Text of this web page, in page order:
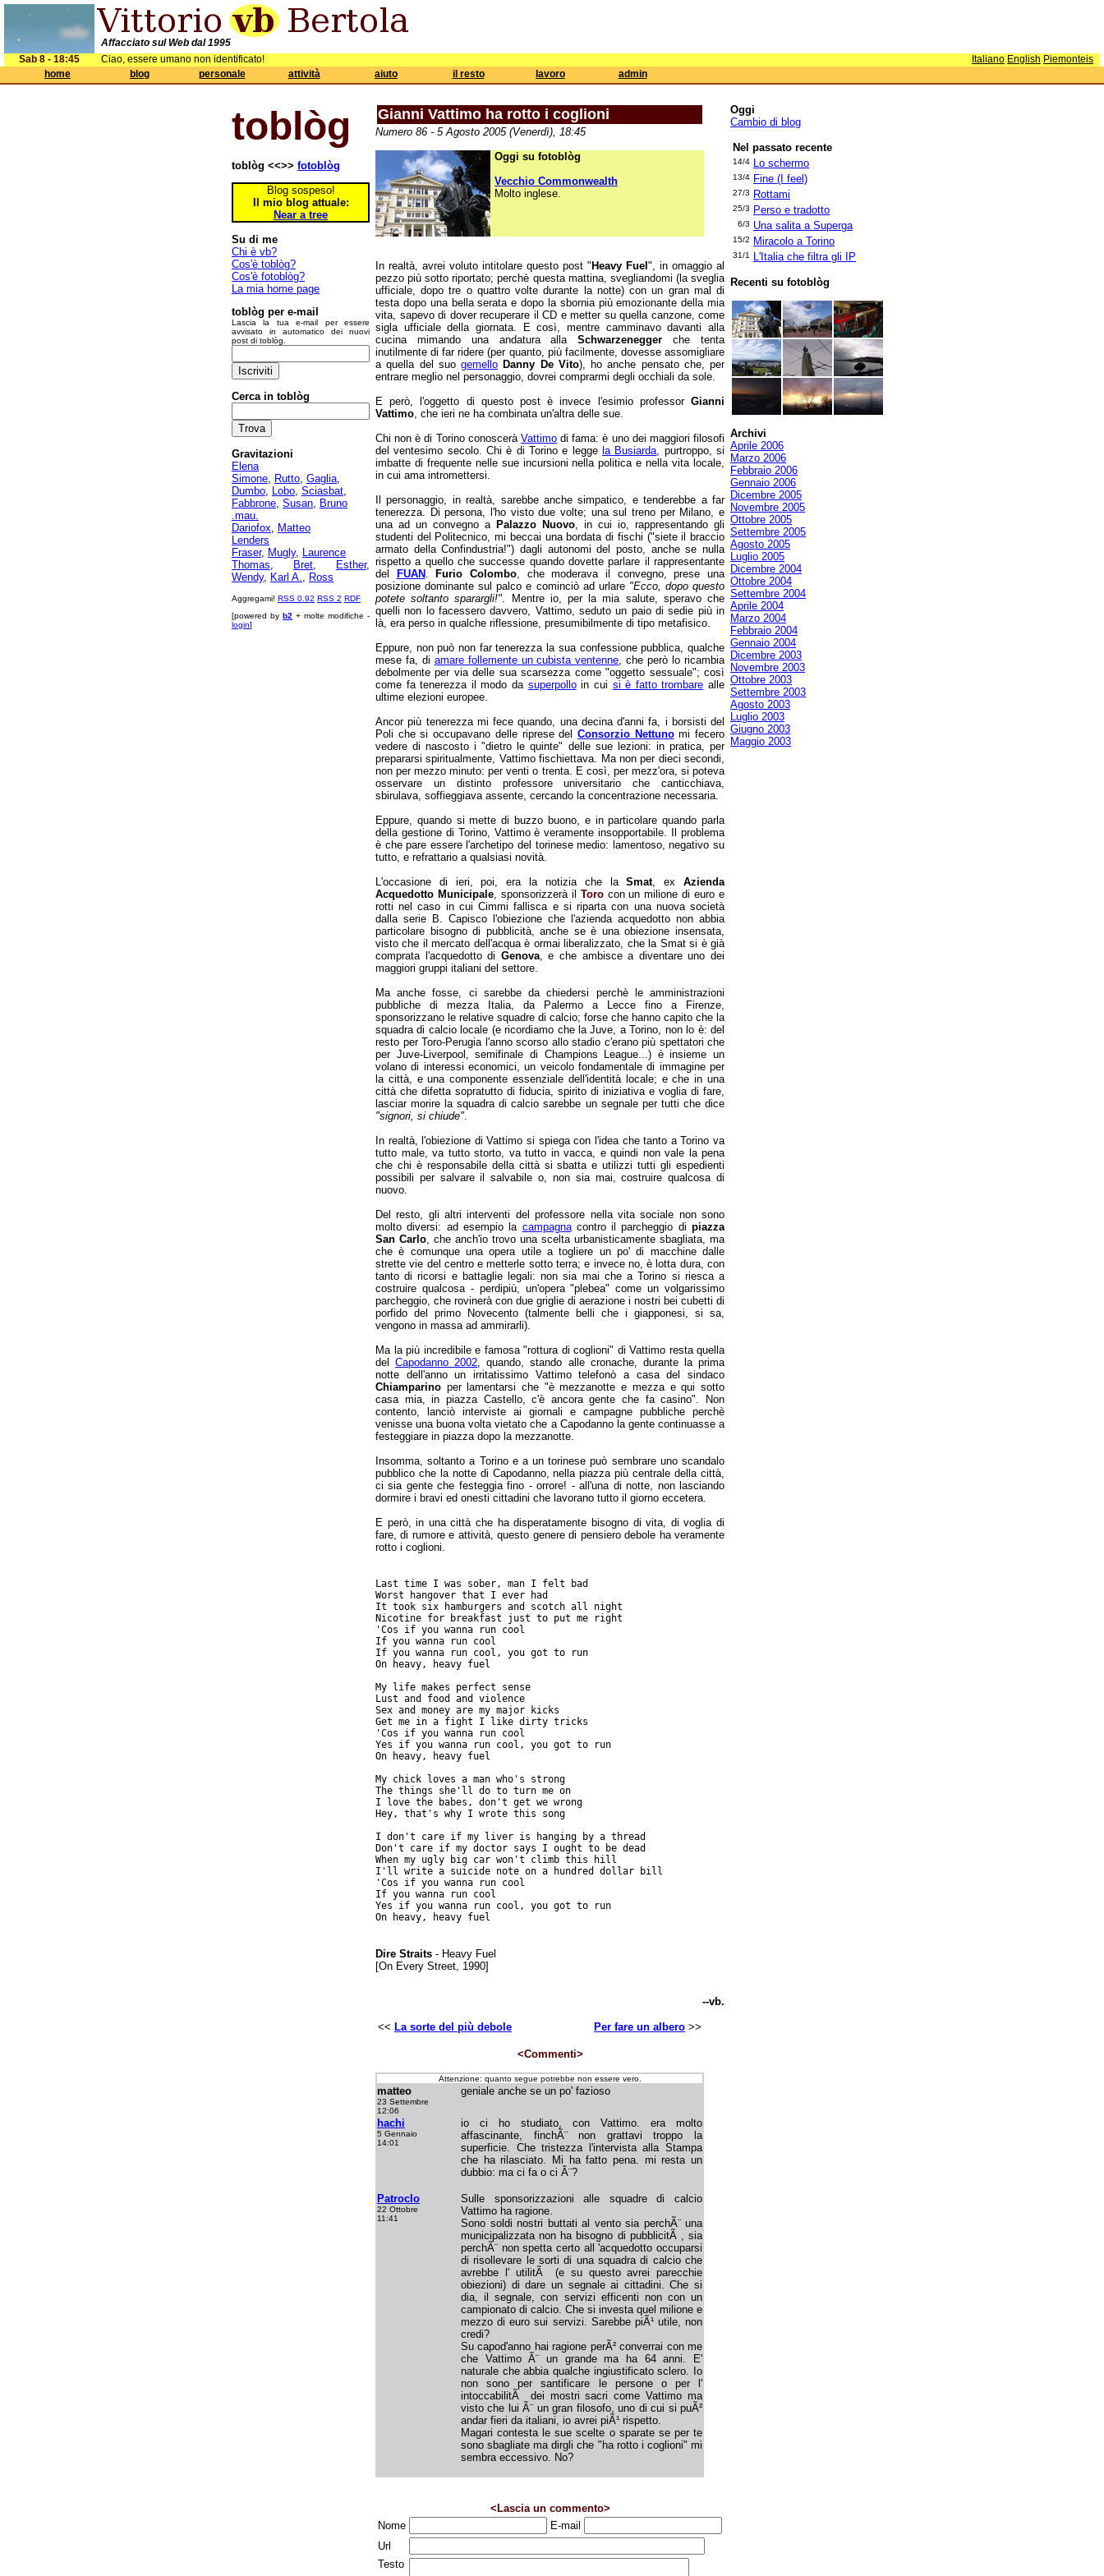
Affacciato sul Web dal 1995
Sab 8 - 18:45
Ciao, essere umano non identificato! Italiano English Piemonteis
home
blog personale attività aiuto il resto lavoro admin
toblòg
toblòg <<>> fotoblòg
Blog sospeso!
Il mio blog attuale:
Near a tree
Su di me
Chi è vb?
Cos'è toblòg?
Cos'è fotoblòg?
La mia home page
toblòg per e-mail
Lascia la tua e-mail per essere
avvisato in automatico dei nuovi
post di toblòg.
Cerca in toblòg
Gravitazioni
Elena
Simone, Rutto, Gaglia,
Dumbo, Lobo, Sciasbat,
Fabbrone, Susan, Bruno
.mau.
Dariofox, Matteo
Lenders
Fraser, Mugly, Laurence
Thomas, Bret, Esther,
Wendy, Karl A., Ross
Aggregami! RSS 0.92 RSS 2 RDF
[powered by b2 + molte modifiche -
login]
Gianni Vattimo ha rotto i coglioni
Numero 86 - 5 Agosto 2005 (Venerdì), 18:45
Oggi su fotoblòg
Vecchio Commonwealth
Molto inglese.
In realtà, avrei voluto intitolare questo post " Heavy Fuel ", in omaggio al
pezzo più sotto riportato; perchè questa mattina, svegliandomi (la sveglia
ufficiale, dopo tre o quattro volte durante la notte) con un gran mal di
testa dopo una bella serata e dopo la sbornia più emozionante della mia
vita, sapevo di dover recuperare il CD e metter su quella canzone, come
sigla ufficiale della giornata. E così, mentre camminavo davanti alla
cucina mimando una andatura allaSchwarzenegger che tenta
inutilmente di far ridere (per quanto, più facilmente, dovesse assomigliare
a quella del suo gemello Danny De Vito), ho anche pensato che, per
entrare meglio nel personaggio, dovrei comprarmi degli occhiali da sole.
E però, l'oggetto di questo post è invece l'esimio professor Gianni
Vattimo, che ieri ne ha combinata un'altra delle sue.
Chi non è di Torino conoscerà Vattimodi fama: è uno dei maggiori filosofi
del ventesimo secolo. Chi è di Torino e legge la Busiarda, purtroppo, si
imbatte di frequente nelle sue incursioni nella politica e nella vita locale,
in cui ama intromettersi.
Il personaggio, in realtà, sarebbe anche simpatico, e tenderebbe a far
tenerezza. Di persona, l'ho visto due volte; una sul treno per Milano, e
una ad un convegno a Palazzo Nuovo, in cui io, rappresentando gli
studenti del Politecnico, mi beccai una bordata di fischi ("siete il braccio
armato della Confindustria!") dagli autonomi del posto, anche se nulla
rispetto a quello che successe quando dovette parlare il rappresentante
del
FUAN . Furio Colombo, che moderava il convegno, prese una
posizione dominante sul palco e cominciò ad urlare "Ecco, dopo questo
potete soltanto sparargli!". Mentre io, per la mia salute, speravo che
quelli non lo facessero davvero, Vattimo, seduto un paio di sedie più in
là, era perso in qualche riflessione, presumibilmente di tipo metafisico.
Eppure, non può non far tenerezza la sua confessione pubblica, qualche
mese fa, di amare follemente un cubista ventenne, che però lo ricambia
debolmente per via delle sua scarsezza come "oggetto sessuale"; così
come fa tenerezza il modo da superpolloin cui si è fatto trombare alle
ultime elezioni europee.
Ancor più tenerezza mi fece quando, una decina d'anni fa, i borsisti del
Poli che si occupavano delle riprese del Consorzio Nettunomi fecero
vedere di nascosto i "dietro le quinte" delle sue lezioni: in pratica, per
prepararsi spiritualmente, Vattimo fischiettava. Ma non per dieci secondi,
non per mezzo minuto: per venti o trenta. E così, per mezz'ora, si poteva
osservare un distinto professore universitario che canticchiava,
sbirulava, soffieggiava assente, cercando la concentrazione necessaria.
Eppure, quando si mette di buzzo buono, e in particolare quando parla
della gestione di Torino, Vattimo è veramente insopportabile. Il problema
è che pare essere l'archetipo del torinese medio: lamentoso, negativo su
tutto, e refrattario a qualsiasi novità.
L'occasione di ieri, poi, era la notizia che laSmat, exAzienda
Acquedotto Municipale, sponsorizzerà il Torocon un milione di euro e
rotti nel caso in cui Cimmi fallisca e si riparta con una nuova società
dalla serie B. Capisco l'obiezione che l'azienda acquedotto non abbia
particolare bisogno di pubblicità, anche se è una obiezione insensata,
visto che il mercato dell'acqua è ormai liberalizzato, che la Smat si è già
comprata l'acquedotto di Genova, e che ambisce a diventare uno dei
maggiori gruppi italiani del settore.
Ma anche fosse, ci sarebbe da chiedersi perchè le amministrazioni
pubbliche di mezza Italia, da Palermo a Lecce fino a Firenze,
sponsorizzano le relative squadre di calcio; forse che hanno capito che la
squadra di calcio locale (e ricordiamo che la Juve, a Torino, non lo è: del
resto per Toro-Perugia l'anno scorso allo stadio c'erano più spettatori che
per Juve-Liverpool, semifinale di Champions League...) è insieme un
volano di interessi economici, un veicolo fondamentale di immagine per
la città, e una componente essenziale dell'identità locale; e che in una
città che difetta sopratutto di fiducia, spirito di iniziativa e voglia di fare,
lasciar morire la squadra di calcio sarebbe un segnale per tutti che dice
"signori, si chiude".
In realtà, l'obiezione di Vattimo si spiega con l'idea che tanto a Torino va
tutto male, va tutto storto, va tutto in vacca, e quindi non vale la pena
che chi è responsabile della città si sbatta e utilizzi tutti gli espedienti
possibili per salvare il salvabile o, non sia mai, costruire qualcosa di
nuovo.
Del resto, gli altri interventi del professore nella vita sociale non sono
molto diversi: ad esempio la campagnacontro il parcheggio di piazza
San Carlo, che anch'io trovo una scelta urbanisticamente sbagliata, ma
che è comunque una opera utile a togliere un po' di macchine dalle
strette vie del centro e metterle sotto terra; e invece no, è lotta dura, con
tanto di ricorsi e battaglie legali: non sia mai che a Torino si riesca a
costruire qualcosa - perdipiù, un'opera "plebea" come un volgarissimo
parcheggio, che rovinerà con due griglie di aerazione i nostri bei cubetti di
porfido del primo Novecento (talmente belli che i giapponesi, si sa,
vengono in massa ad ammirarli).
Ma la più incredibile e famosa "rottura di coglioni" di Vattimo resta quella
delCapodanno 2002, quando, stando alle cronache, durante la prima
notte dell'anno un irritatissimo Vattimo telefonò a casa del sindaco
Chiamparino per lamentarsi che "è mezzanotte e mezza e qui sotto
casa mia, in piazza Castello, c'è ancora gente che fa casino". Non
contento, lanciò interviste ai giornali e campagne pubbliche perchè
venisse una buona volta vietato che a Capodanno la gente continuasse a
festeggiare in piazza dopo la mezzanotte.
Insomma, soltanto a Torino e a un torinese può sembrare uno scandalo
pubblico che la notte di Capodanno, nella piazza più centrale della città,
ci sia gente che festeggia fino - orrore! - all'una di notte, non lasciando
dormire i bravi ed onesti cittadini che lavorano tutto il giorno eccetera.
E però, in una città che ha disperatamente bisogno di vita, di voglia di
fare, di rumore e attività, questo genere di pensiero debole ha veramente
rotto i coglioni.
Last time I was sober, man I felt bad
Worst hangover that I ever had
It took six hamburgers and scotch all night
Nicotine for breakfast just to put me right
'Cos if you wanna run cool
If you wanna run cool
If you wanna run cool, you got to run
On heavy, heavy fuel
My life makes perfect sense
Lust and food and violence
Sex and money are my major kicks
Get me in a fight I like dirty tricks
'Cos if you wanna run cool
Yes if you wanna run cool, you got to run
On heavy, heavy fuel
My chick loves a man who's strong
The things she'll do to turn me on
I love the babes, don't get we wrong
Hey, that's why I wrote this song
I don't care if my liver is hanging by a thread
Don't care if my doctor says I ought to be dead
When my ugly big car won't climb this hill
I'll write a suicide note on a hundred dollar bill
'Cos if you wanna run cool
If you wanna run cool
Yes if you wanna run cool, you got to run
On heavy, heavy fuel
Dire Straits - Heavy Fuel
[On Every Street, 1990]
--vb.
<< La sorte del più debole Per fare un albero >>
<Commenti>
Attenzione: quanto segue potrebbe non essere vero.
matteo
23 Settembre
12:06
geniale anche se un po' fazioso
hachi
5 Gennaio
14:01
io ci ho studiato, con Vattimo. era molto
affascinante, finchÃ¨ non grattavi troppo la
superficie. Che tristezza l'intervista alla Stampa
che ha rilasciato. Mi ha fatto pena. mi resta un
dubbio: ma ci fa o ci Ã¨?
Patroclo
22 Ottobre
11:41
Sulle sponsorizzazioni alle squadre di calcio
Vattimo ha ragione.
Sono soldi nostri buttati al vento sia perchÃ¨ una
municipalizzata non ha bisogno di pubblicitÃ , sia
perchÃ¨ non spetta certo all 'acquedotto occuparsi
di risollevare le sorti di una squadra di calcio che
avrebbe l' utilitÃ (e su questo avrei parecchie
obiezioni) di dare un segnale ai cittadini. Che si
dia, il segnale, con servizi efficenti non con un
campionato di calcio. Che si investa quel milione e
mezzo di euro sui servizi. Sarebbe piÃ¹ utile, non
credi?
Su capod'anno hai ragione perÃ² converrai con me
che Vattimo Ã¨ un grande ma ha 64 anni. E'
naturale che abbia qualche ingiustificato sclero. Io
non sono per santificare le persone o per l'
intoccabilitÃ dei mostri sacri come Vattimo ma
visto che lui Ã¨ un gran filosofo, uno di cui si puÃ²
andar fieri da italiani, io avrei piÃ¹ rispetto.
Magari contesta le sue scelte o sparate se per te
sono sbagliate ma dirgli che "ha rotto i coglioni" mi
sembra eccessivo. No?
<Lascia un commento>
Nome
E-mail
Url
Testo
Oggi
Cambio di blog
Nel passato recente
14/4 Lo schermo
13/4 Fine (I feel)
27/3 Rottami
25/3 Perso e tradotto
6/3 Una salita a Superga
15/2 Miracolo a Torino
31/1 L'Italia che filtra gli IP
Recenti su fotoblòg
Archivi
Aprile 2006
Marzo 2006
Febbraio 2006
Gennaio 2006
Dicembre 2005
Novembre 2005
Ottobre 2005
Settembre 2005
Agosto 2005
Luglio 2005
Dicembre 2004
Ottobre 2004
Settembre 2004
Aprile 2004
Marzo 2004
Febbraio 2004
Gennaio 2004
Dicembre 2003
Novembre 2003
Ottobre 2003
Settembre 2003
Agosto 2003
Luglio 2003
Giugno 2003
Maggio 2003